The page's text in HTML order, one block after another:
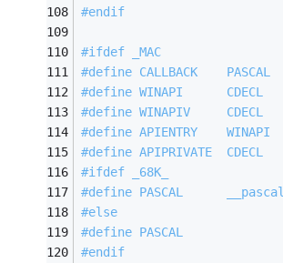
#endif
#ifdef _MAC
#define CALLBACK    PASCAL
#define WINAPI      CDECL
#define WINAPIV     CDECL
#define APIENTRY    WINAPI
#define APIPRIVATE  CDECL
#ifdef _68K_
#define PASCAL      __pascal
#else
#define PASCAL
#endif